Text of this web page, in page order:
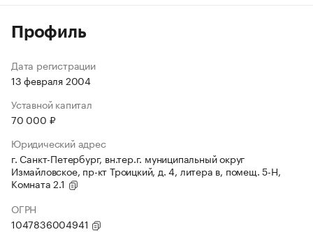
Профиль
Дата регистрации
13 февраля 2004
Уставной капитал
70 000 ₽
Юридический адрес
г. Санкт-Петербург, вн.тер.г. муниципальный округ
Измайловское, пр-кт Троицкий, д. 4, литера в, помещ. 5-Н,
Комната 2.1
ОГРН
1047836004941